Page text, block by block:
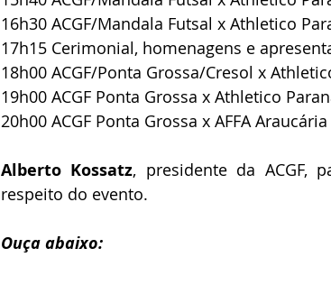
16h30 ACGF/Mandala Futsal x Athletico
17h15 Cerimonial, homenagens e
18h00 ACGF/Ponta Grossa/Cresol x
19h00 ACGF Ponta Grossa x Athletico
20h00 ACGF Ponta Grossa x AFFA
Alberto Kossatz, presidente da ACGF,
respeito do evento.
Ouça abaixo: